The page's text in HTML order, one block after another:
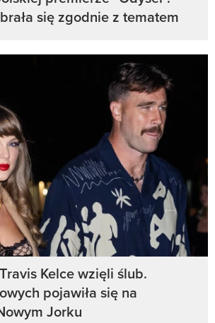
się zgodnie z tematem
Kelce wzięli ślub.
pojawiła się na
Jorku